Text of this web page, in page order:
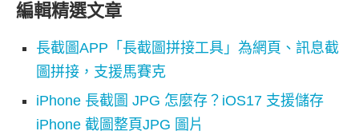
編輯精選文章
長截圖APP「長截圖拼接工具」為網頁、訊息截
圖拼接，支援馬賽克
iPhone 長截圖 JPG 怎麼存？iOS17 支援儲存
iPhone 截圖整頁JPG 圖片